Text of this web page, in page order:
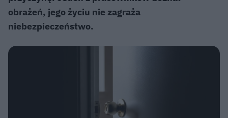
obrażeń, jego życiu nie zagraża
niebezpieczeństwo.